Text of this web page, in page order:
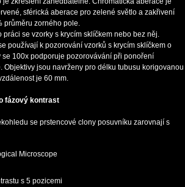
sférická aberace pro zelené světlo a zakřivení
průměru zorného pole.
práci se vzorky s krycím sklíčkem nebo bez něj.
používají k pozorování vzorků s krycím sklíčkem o
se 100x podporuje pozorovávání při ponoření
Objektivy jsou navrženy pro délku tubusu korigovanou
je 60 mm.
fázový kontrast
se prstencové clony posuvníku zarovnají s
Microscope
s 5 pozicemi